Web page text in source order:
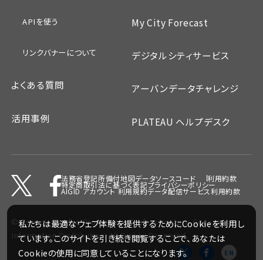
EN
APIを使う
リンクバナーについて
よくある質問
活用事例
My City Forecast
デジタルシティサービス
アーバンデータチャレンジ
PLATEAU ヘルプデスク
法務省登記所備付地図データソースコード 利用約款
特定商取引法に基づく表記プライバシーポリシー
AIGID アカウント 利用規約データ配信サービス利用約款
©Association for Promotion of Infrastructure Geospatial
Information Distribution. All Rights Reserved.
私たちは最適なウェブ体験を提供するためにCookieを利用し
ています。このサイトを引き続き閲覧することで、あなたは
Cookieの使用に同意していることになります。